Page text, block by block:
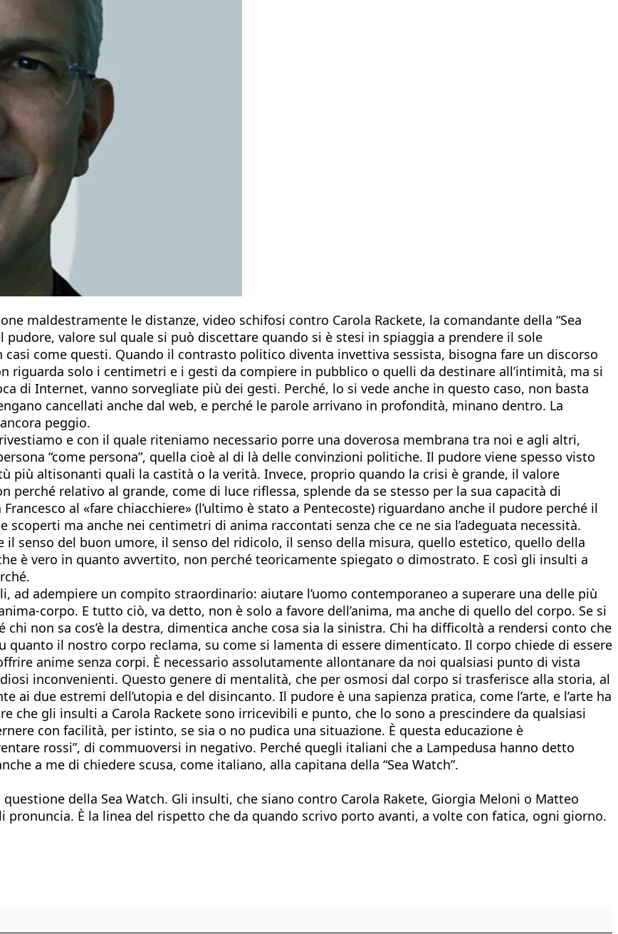
maldestramente le distanze, video schifosi contro Carola Rackete, la comandante della “Sea
valore sul quale si può discettare quando si è stesi in spiaggia a prendere il sole
come questi. Quando il contrasto politico diventa invettiva sessista, bisogna fare un discorso
riguarda solo i centimetri e i gesti da compiere in pubblico o quelli da destinare all’intimità, ma si
di Internet, vanno sorvegliate più dei gesti. Perché, lo si vede anche in questo caso, non basta
cancellati anche dal web, e perché le parole arrivano in profondità, minano dentro. La
peggio.
e con il quale riteniamo necessario porre una doverosa membrana tra noi e agli altri,
“come persona”, quella cioè al di là delle convinzioni politiche. Il pudore viene spesso visto
più altisonanti quali la castità o la verità. Invece, proprio quando la crisi è grande, il valore
perché relativo al grande, come di luce riflessa, splende da se stesso per la sua capacità di
al «fare chiacchiere» (l’ultimo è stato a Pentecoste) riguardano anche il pudore perché il
ma anche nei centimetri di anima raccontati senza che ce ne sia l’adeguata necessità.
il senso del buon umore, il senso del ridicolo, il senso della misura, quello estetico, quello della
è vero in quanto avvertito, non perché teoricamente spiegato o dimostrato. E così gli insulti a
adempiere un compito straordinario: aiutare l’uomo contemporaneo a superare una delle più
corpo. E tutto ciò, va detto, non è solo a favore dell’anima, ma anche di quello del corpo. Se si
chi non sa cos’è la destra, dimentica anche cosa sia la sinistra. Chi ha difficoltà a rendersi conto che
il nostro corpo reclama, su come si lamenta di essere dimenticato. Il corpo chiede di essere
anime senza corpi. È necessario assolutamente allontanare da noi qualsiasi punto di vista
inconvenienti. Questo genere di mentalità, che per osmosi dal corpo si trasferisce alla storia, al
due estremi dell’utopia e del disincanto. Il pudore è una sapienza pratica, come l’arte, e l’arte ha
che gli insulti a Carola Rackete sono irricevibili e punto, che lo sono a prescindere da qualsiasi
con facilità, per istinto, se sia o no pudica una situazione. È questa educazione è
rossi”, di commuoversi in negativo. Perché quegli italiani che a Lampedusa hanno detto
a me di chiedere scusa, come italiano, alla capitana della “Sea Watch”.
della Sea Watch. Gli insulti, che siano contro Carola Rakete, Giorgia Meloni o Matteo
È la linea del rispetto che da quando scrivo porto avanti, a volte con fatica, ogni giorno.